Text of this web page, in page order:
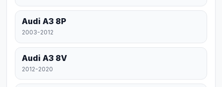
Audi A3 8P
2003-2012
Audi A3 8V
2012-2020